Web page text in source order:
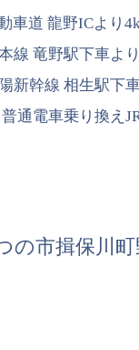
車道 龍野ICより
線 竜野駅下車よ
新幹線 相生駅下
通電車乗り換え
市揖保川町